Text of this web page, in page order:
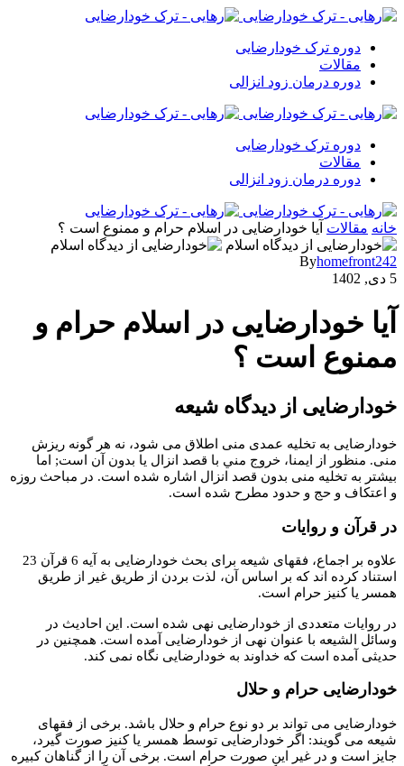
دوره ترک خودارضایی
مقالات
دوره درمان زود انزالی
دوره ترک خودارضایی
مقالات
دوره درمان زود انزالی
خانه مقالات آیا خودارضایی در اسلام حرام و ممنوع است ؟
Byhomefront242
5 دی, 1402
آیا خودارضایی در اسلام حرام و
ممنوع است ؟
خودارضایی از دیدگاه شیعه
خودارضایی به تخلیه عمدی منی اطلاق می شود، نه هر گونه ریزش
منی. منظور از ايمنا، خروج مني با قصد انزال يا بدون آن است; اما
بیشتر به تخلیه منی بدون قصد انزال اشاره شده است. در مباحث روزه
و اعتکاف و حج و حدود مطرح شده است.
در قرآن و روایات
علاوه بر اجماع، فقهای شیعه برای بحث خودارضایی به آیه 6 قرآن 23
استناد کرده اند که بر اساس آن، لذت بردن از طریق غیر از طریق
همسر یا کنیز حرام است.
در روایات متعددی از خودارضایی نهی شده است. این احادیث در
وسائل الشیعه با عنوان نهی از خودارضایی آمده است. همچنین در
حدیثی آمده است که خداوند به خودارضایی نگاه نمی کند.
خودارضایی حرام و حلال
خودارضایی می تواند بر دو نوع حرام و حلال باشد. برخی از فقهای
شیعه می گویند: اگر خودارضایی توسط همسر یا کنیز صورت گیرد،
جایز است و در غیر این صورت حرام است. برخی آن را از گناهان کبیره